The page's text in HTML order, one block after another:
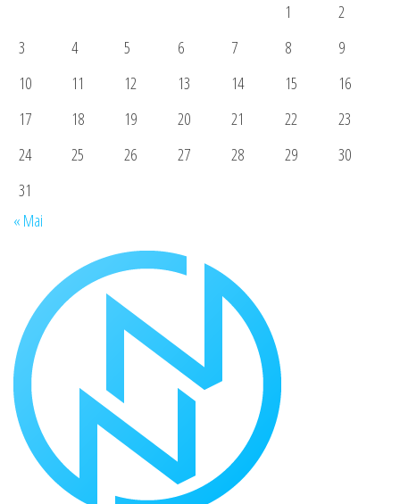
1
2
3
4 5 6 7 8
9
10
11 12 13 14 15
16
17
18 19 20 21 22
23
24
25 26 27 28 29
30
31
« Mai